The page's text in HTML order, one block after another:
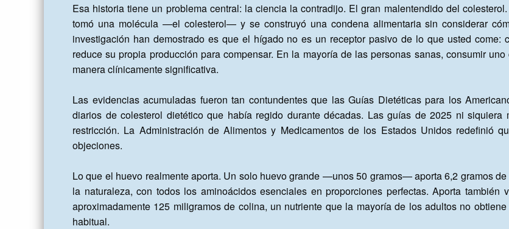
Esa historia tiene un problema central: la ciencia la contradijo. El gran malentendido del
tomó una molécula —el colesterol— y se construyó una condena alimentaria sin considerar
investigación han demostrado es que el hígado no es un receptor pasivo de lo que usted
reduce su propia producción para compensar. En la mayoría de las personas sanas, consumir
manera clínicamente significativa.
Las evidencias acumuladas fueron tan contundentes que las Guías Dietéticas para los
diarios de colesterol dietético que había regido durante décadas. Las guías de 2025 ni
restricción. La Administración de Alimentos y Medicamentos de los Estados Unidos redefinió
objeciones.
Lo que el huevo realmente aporta. Un solo huevo grande —unos 50 gramos— aporta 6,2 gramos
la naturaleza, con todos los aminoácidos esenciales en proporciones perfectas. Aporta
aproximadamente 125 miligramos de colina, un nutriente que la mayoría de los adultos no
habitual.